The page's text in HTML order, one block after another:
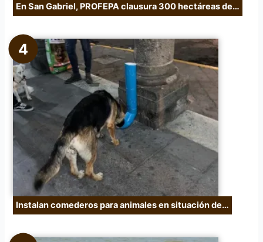
En San Gabriel, PROFEPA clausura 300 hectáreas de…
Instalan comederos para animales en situación de…